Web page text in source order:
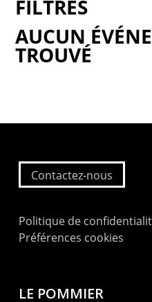
AUCUN
TROUVÉ
FILTRES
Contactez-nous
Politique de
Préférences cookies
LE POMMIER